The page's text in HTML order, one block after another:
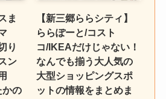
ま
り
ン
かの
【新三郷ららシティ】
ららぽーと/コスト
コ/IKEAだけじゃない！
なんでも揃う大人気の
大型ショッピングスポ
ットの情報をまとめま